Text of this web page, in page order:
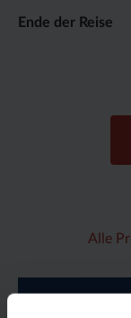
Ende der Reise
Alle